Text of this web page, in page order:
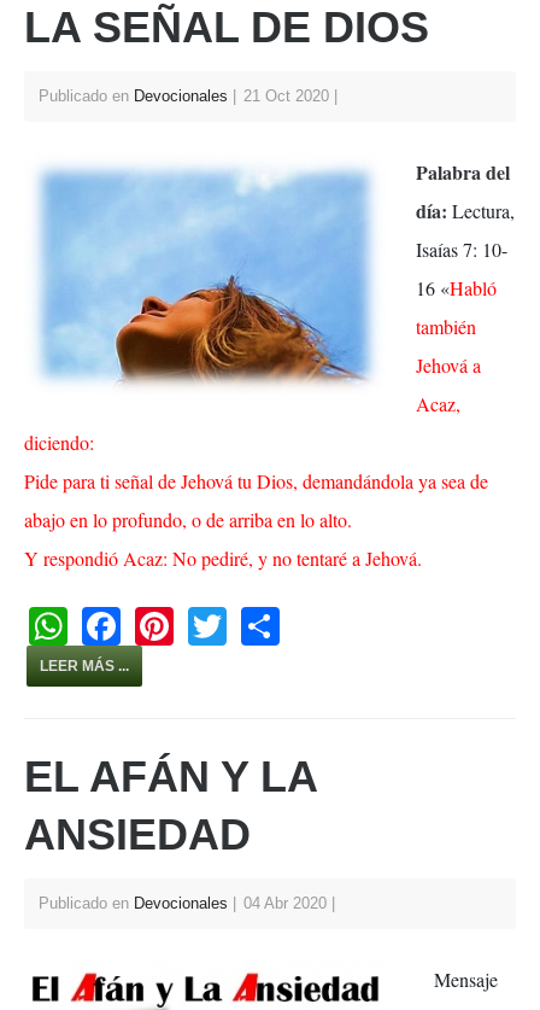
A
p
b
o
st
LA SEÑAL DE DIOS
Publicado en Devocionales 21 Oct 2020
Palabra del
día: Lectura,
Isaías 7: 10-
16 «Habló
también
Jehová a
Acaz,
diciendo:
Pide para ti señal de Jehová tu Dios, demandándola ya sea de
abajo en lo profundo, o de arriba en lo alto.
Y respondió Acaz: No pediré, y no tentaré a Jehová.
W
h
at
A
p
p
F
a
c
b
o
o
k
Pi
st
T
LEER MÁS ...
EL AFÁN Y LA
ANSIEDAD
Publicado en Devocionales 04 Abr 2020
Mensaje